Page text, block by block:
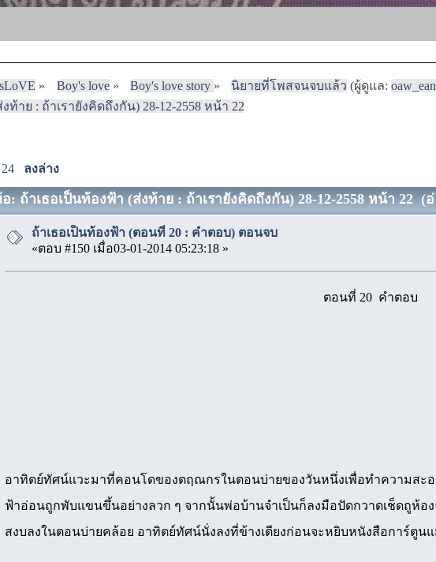
» Boy's love» Boy's love story » นิยายที่โพสจนจบแล้ว (ผู้ดูแล:
ท้าย : ถ้าเรายังคิดถึงกัน) 28-12-2558 หน้า 22
24 ลงล่าง
: ถ้าเธอเป็นท้องฟ้า (ส่งท้าย : ถ้าเรายังคิดถึงกัน) 28-12-2558 หน้า 22 (อ่
ถ้าเธอเป็นท้องฟ้า (ตอนที่ 20 : คำตอบ) ตอนจบ
«ตอบ #150 เมื่อ03-01-2014 05:23:18 »
ตอนที่ 20 คำตอบ
อาทิตย์ทัศน์แวะมาที่คอนโดของตฤณกรในตอนบ่ายของวันหนึ่งเพื่อทำความสะอ
ฟ้าอ่อนถูกพับแขนขึ้นอย่างลวก ๆ จากนั้นพ่อบ้านจำเป็นก็ลงมือปัดกวาดเช็ดถูห้อง
สงบลงในตอนบ่ายคล้อย อาทิตย์ทัศน์นั่งลงที่ข้างเตียงก่อนจะหยิบหนังสือการ์ตูน